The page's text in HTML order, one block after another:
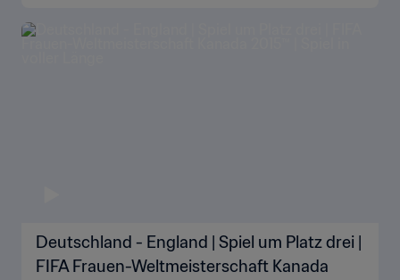
Deutschland - England | Spiel um Platz drei |
FIFA Frauen-Weltmeisterschaft Kanada